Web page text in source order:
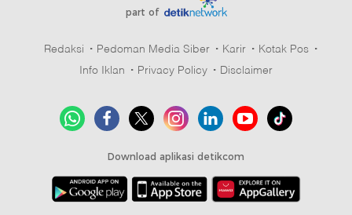
part of
Redaksi Pedoman Media Siber Karir
Kotak Pos
Info Iklan
Privacy Policy Disclaimer
Download aplikasi detikcom